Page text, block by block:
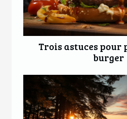
Trois astuces pour
burger